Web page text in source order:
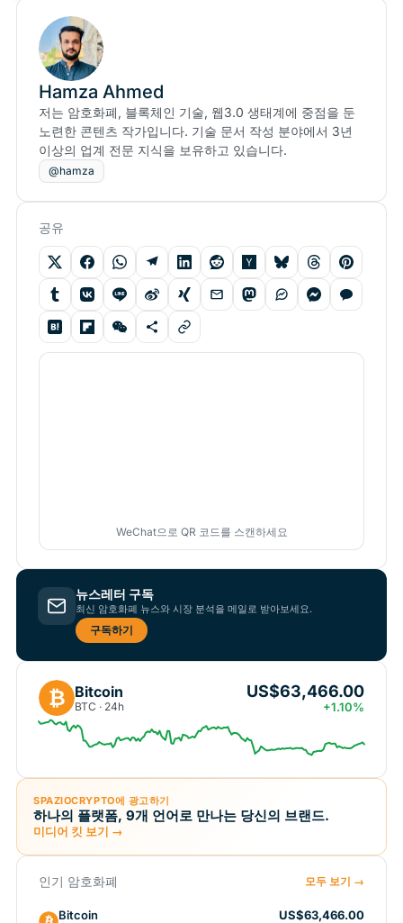
Hamza Ahmed
저는 암호화폐, 블록체인 기술, 웹3.0 생태계에 중점을 둔
노련한 콘텐츠 작가입니다. 기술 문서 작성 분야에서 3년
이상의 업계 전문 지식을 보유하고 있습니다.
@hamza
공유
WeChat으로 QR 코드를 스캔하세요
뉴스레터 구독
최신 암호화폐 뉴스와 시장 분석을 메일로 받아보세요.
구독하기
₿ Bitcoin
BTC · 24h
US$63,466.00
+1.10%
SPAZIOCRYPTO에 광고하기
하나의 플랫폼, 9개 언어로 만나는 당신의 브랜드.
미디어 킷 보기 →
인기 암호화폐 모두 보기 →
Bitcoin US$63,466.00